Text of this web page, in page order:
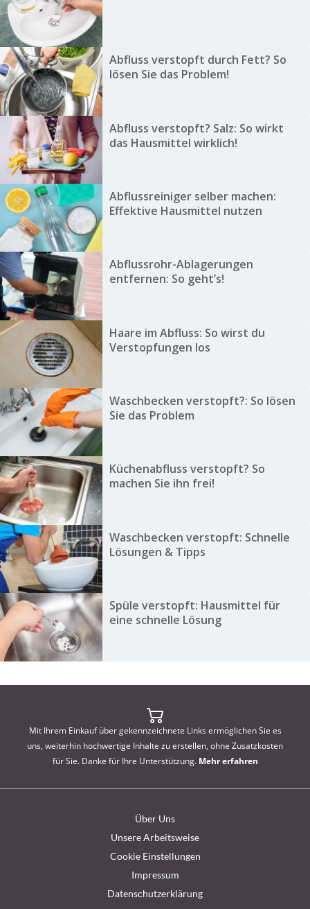
Abfluss verstopft durch Fett? So
lösen Sie das Problem!
Abfluss verstopft? Salz: So wirkt
das Hausmittel wirklich!
Abflussreiniger selber machen:
Effektive Hausmittel nutzen
Abflussrohr-Ablagerungen
entfernen: So geht’s!
Haare im Abfluss: So wirst du
Verstopfungen los
Waschbecken verstopft?: So lösen
Sie das Problem
Küchenabfluss verstopft? So
machen Sie ihn frei!
Waschbecken verstopft: Schnelle
Lösungen & Tipps
Spüle verstopft: Hausmittel für
eine schnelle Lösung
Mit Ihrem Einkauf über gekennzeichnete Links ermöglichen Sie es
uns, weiterhin hochwertige Inhalte zu erstellen, ohne Zusatzkosten
für Sie. Danke für Ihre Unterstützung. Mehr erfahren
Über Uns
Unsere Arbeitsweise
Cookie Einstellungen
Impressum
Datenschutzerklärung